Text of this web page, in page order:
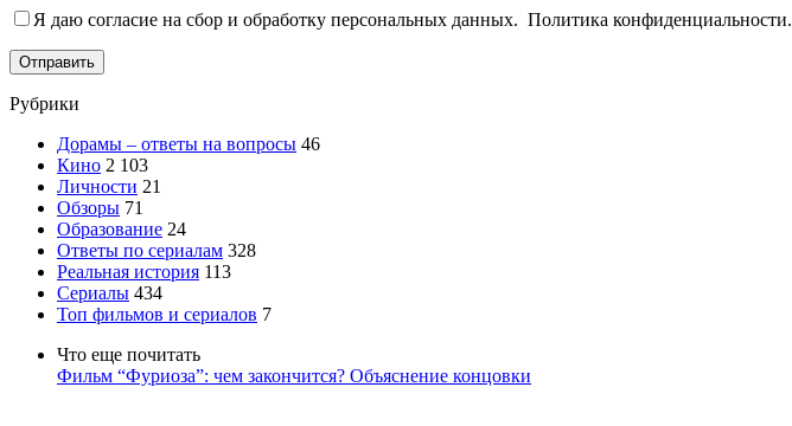
Я даю согласие на сбор и обработку персональных данных. Политика конфиденциальности.
Отправить
Рубрики
Дорамы – ответы на вопросы 46
Кино 2 103
Личности 21
Обзоры 71
Образование 24
Ответы по сериалам 328
Реальная история 113
Сериалы 434
Топ фильмов и сериалов 7
Что еще почитать
Фильм “Фуриоза”: чем закончится? Объяснение концовки